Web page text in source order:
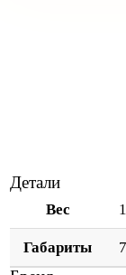
Детали
Вес
Габариты